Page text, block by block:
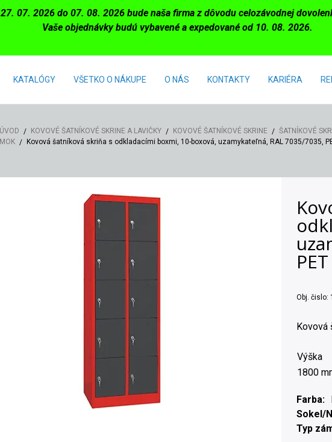
07. 2026 do 07. 08. 2026 bude naša firma z dôvodu celozávodnej
Vaše objednávky budú vybavené a expedované od 10. 08. 2026.
KATALÓGY VŠETKO O NÁKUPE O NÁS KONTAKTY KARIÉRA
ÚVOD KOVOVÉ ŠATNÍKOVÉ SKRINE A LAVIČKY KOVOVÉ ŠATNÍKOVÉ SKRINE
ŠATNÍKOVÉ
Kovová šatníková skriňa s odkladacími boxmi, 10-boxová, uzamykateľná, RAL 7035/7035,
PET
Obj. čislo:
Kovová
Výška
1800
Farba
Sokel/
Typ